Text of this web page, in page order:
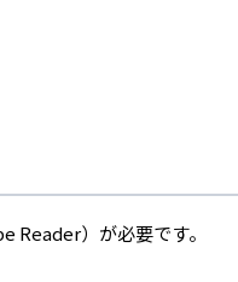
Reader）が必要です。